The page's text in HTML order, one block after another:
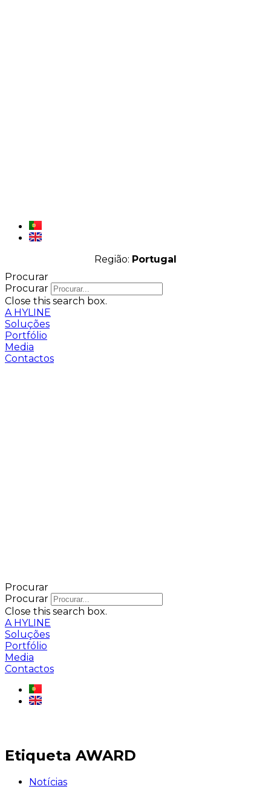
Região: Portugal
Procurar
Procurar
Close this search box.
A HYLINE
Soluções
Portfólio
Media
Contactos
Procurar
Procurar
Close this search box.
A HYLINE
Soluções
Portfólio
Media
Contactos
Etiqueta AWARD
Notícias